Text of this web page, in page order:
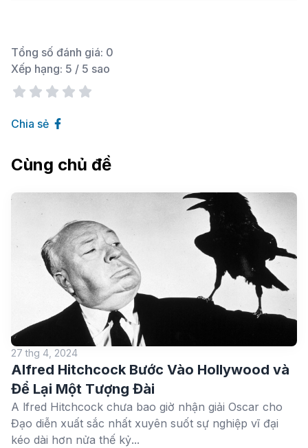
Tổng số đánh giá: 0
Xếp hạng: 5 / 5 sao
Chia sẻ
Cùng chủ đề
27 thg 4, 2024
Alfred Hitchcock Bước Vào Hollywood và
Để Lại Một Tượng Đài
A lfred Hitchcock chưa bao giờ nhận giải Oscar cho
Đạo diễn xuất sắc nhất xuyên suốt sự nghiệp vĩ đại
kéo dài hơn nửa thế kỷ...